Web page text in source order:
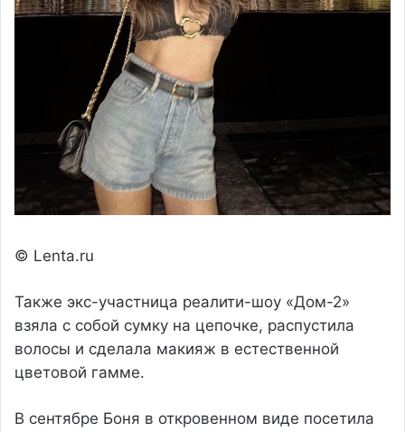
© Lenta.ru
Также экс-участница реалити-шоу «Дом-2»
взяла с собой сумку на цепочке, распустила
волосы и сделала макияж в естественной
цветовой гамме.
В сентябре Боня в откровенном виде посетила